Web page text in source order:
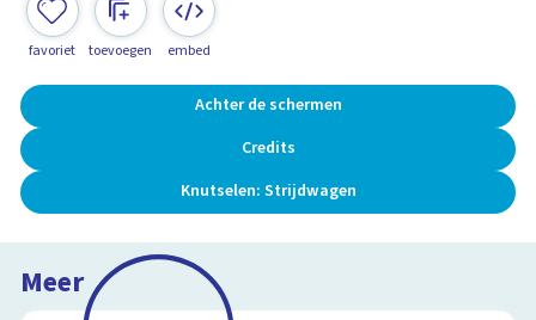
favoriet toevoegen embed
Achter de schermen
Credits
Knutselen: Strijdwagen
Meer